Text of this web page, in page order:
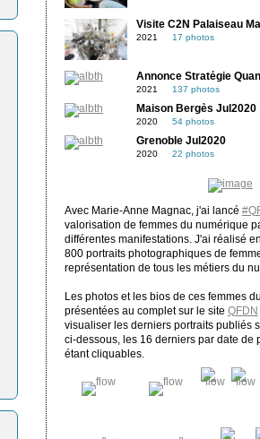
Visite C2N Palaiseau
2021 17 photos
Annonce Stratégie
2021 137 photos
Maison Bergès Jul2020
2020 54 photos
Grenoble Jul2020
2020 22 photos
Avec Marie-Anne Magnac, j'ai lancé
valorisation de femmes du numérique
différentes manifestations. J'ai réalisé
800 portraits photographiques de
représentation de tous les métiers du
Les photos et les bios de ces femmes
présentées au complet sur le site QFDN
visualiser les derniers portraits publiés
ci-dessous, les 16 derniers par date de
étant cliquables.